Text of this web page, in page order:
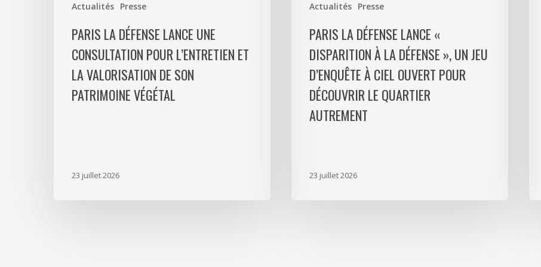
Actualités Presse
valorisation
patrimoine
végétal
PARIS LA DÉFENSE LANCE UNE
CONSULTATION POUR L’ENTRETIEN ET
LA VALORISATION DE SON
PATRIMOINE VÉGÉTAL
23 juillet 2026
Actualités Presse
d’enquête
ouvert
découvrir
PARIS LA DÉFENSE LANCE «
DISPARITION À LA DÉFENSE », UN JEU
D’ENQUÊTE À CIEL OUVERT POUR
DÉCOUVRIR LE QUARTIER
AUTREMENT
23 juillet 2026